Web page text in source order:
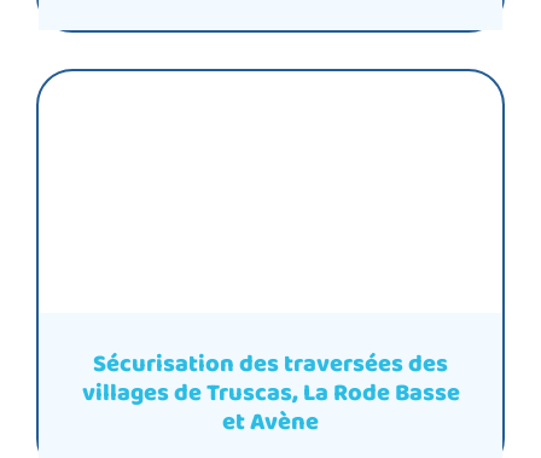
Sécurisation des traversées des
villages de Truscas, La Rode Basse
et Avène